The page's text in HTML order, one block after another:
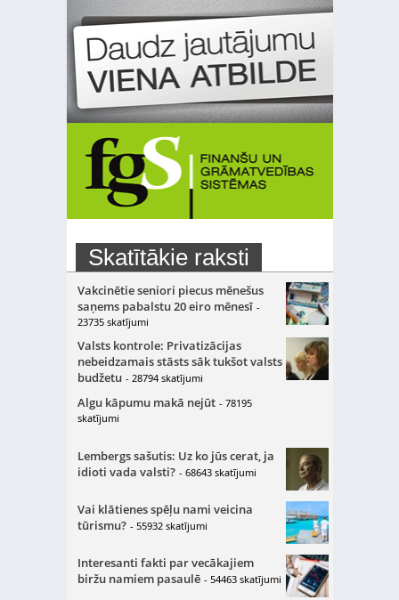
Skatītākie raksti
Vakcinētie seniori piecus mēnešus
saņems pabalstu 20 eiro mēnesī -
23735 skatījumi
Valsts kontrole: Privatizācijas
nebeidzamais stāsts sāk tukšot valsts
budžetu - 28794 skatījumi
Algu kāpumu makā nejūt - 78195
skatījumi
Lembergs sašutis: Uz ko jūs cerat, ja
idioti vada valsti? - 68643 skatījumi
Vai klātienes spēļu nami veicina
tūrismu? - 55932 skatījumi
Interesanti fakti par vecākajiem
biržu namiem pasaulē - 54463 skatījumi